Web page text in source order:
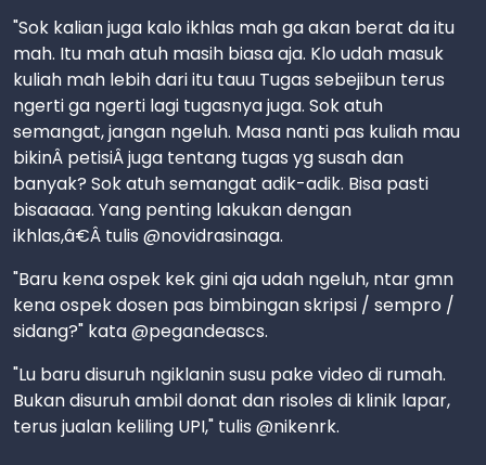
"Sok kalian juga kalo ikhlas mah ga akan berat da itu
mah. Itu mah atuh masih biasa aja. Klo udah masuk
kuliah mah lebih dari itu tauu Tugas sebejibun terus
ngerti ga ngerti lagi tugasnya juga. Sok atuh
semangat, jangan ngeluh. Masa nanti pas kuliah mau
bikinÂ petisiÂ juga tentang tugas yg susah dan
banyak? Sok atuh semangat adik-adik. Bisa pasti
bisaaaaa. Yang penting lakukan dengan
ikhlas,â€Â tulis @novidrasinaga.
"Baru kena ospek kek gini aja udah ngeluh, ntar gmn
kena ospek dosen pas bimbingan skripsi / sempro /
sidang?" kata @pegandeascs.
"Lu baru disuruh ngiklanin susu pake video di rumah.
Bukan disuruh ambil donat dan risoles di klinik lapar,
terus jualan keliling UPI," tulis @nikenrk.